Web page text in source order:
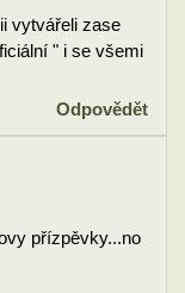
vytvářeli zase
" i se všemi
Odpovědět
přízpěvky...no